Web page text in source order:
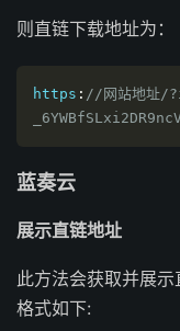
则直链下载地址为：
https : //网站地址/
蓝奏云
展示直链地址
此方法会获取并展
格式如下: